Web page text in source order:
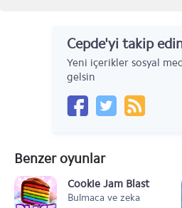
Cepde'yi takip
Yeni içerikler sosyal
gelsin
Benzer oyunlar
Cookie Jam Blast
Bulmaca ve zeka